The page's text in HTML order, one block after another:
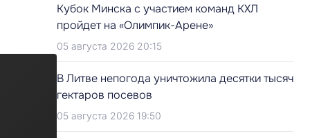
Кубок Минска с участием команд КХЛ
пройдет на «Олимпик-Арене»
05 августа 2026 20:15
В Литве непогода уничтожила десятки тысяч
гектаров посевов
05 августа 2026 19:50